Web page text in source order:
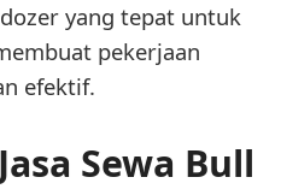
yang tepat untuk
pekerjaan
efektif.
Sewa Bull